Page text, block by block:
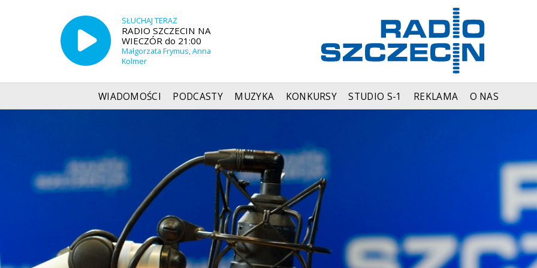
SŁUCHAJ TERAZ
RADIO SZCZECIN NA
WIECZÓR do 21:00
Małgorzata Frymus, Anna
Kolmer
WIADOMOŚCI PODCASTY MUZYKA KONKURSY STUDIO S-1 REKLAMA O NAS